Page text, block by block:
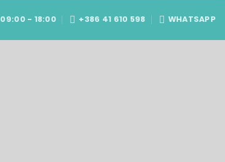
09:00 - 18:00 +386 41 610 598 WHATSAPP